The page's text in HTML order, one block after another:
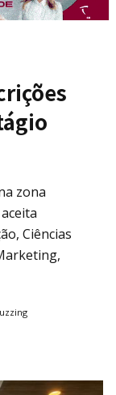
zona
Ciências